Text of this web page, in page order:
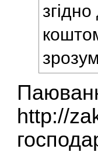
http://